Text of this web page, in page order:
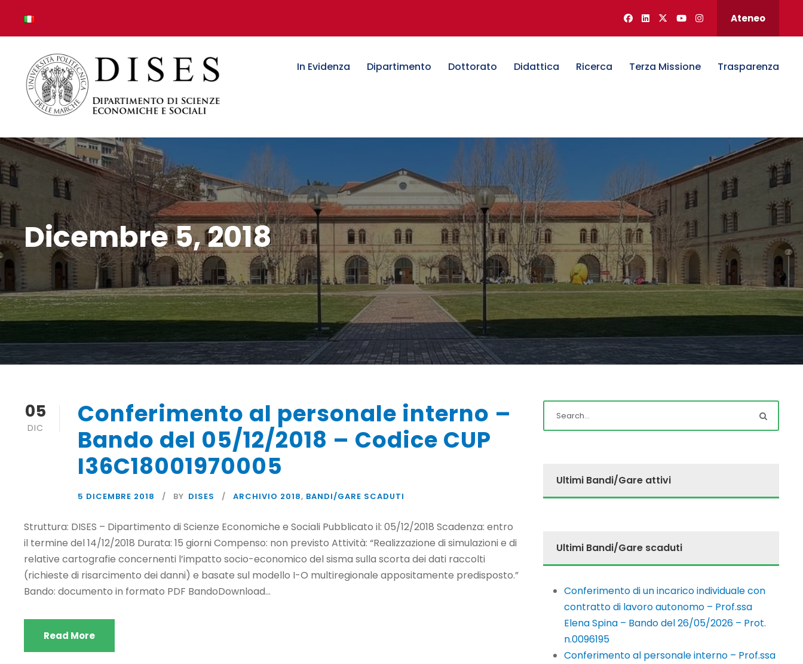
Ateneo
In Evidenza Dipartimento Dottorato Didattica Ricerca Terza Missione Trasparenza
Dicembre 5, 2018
05
DIC
Conferimento al personale interno –
Bando del 05/12/2018 – Codice CUP
I36C18001970005
5 DICEMBRE 2018 BY DISES ARCHIVIO 2018, BANDI/GARE SCADUTI
Struttura: DISES – Dipartimento di Scienze Economiche e Sociali Pubblicato il: 05/12/2018 Scadenza: entro
il termine del 14/12/2018 Durata: 15 giorni Compenso: non previsto Attività: “Realizzazione di simulazioni e di
relative cartografie concernenti l’impatto socio-economico del sisma sulla scorta dei dati raccolti
(richieste di risarcimento dei danni) e basate sul modello I-O multiregionale appositamente predisposto.”
Bando: documento in formato PDF BandoDownload...
Read More
Ultimi Bandi/Gare attivi
Ultimi Bandi/Gare scaduti
Conferimento di un incarico individuale con
contratto di lavoro autonomo – Prof.ssa
Elena Spina – Bando del 26/05/2026 – Prot.
n.0096195
Conferimento al personale interno – Prof.ssa